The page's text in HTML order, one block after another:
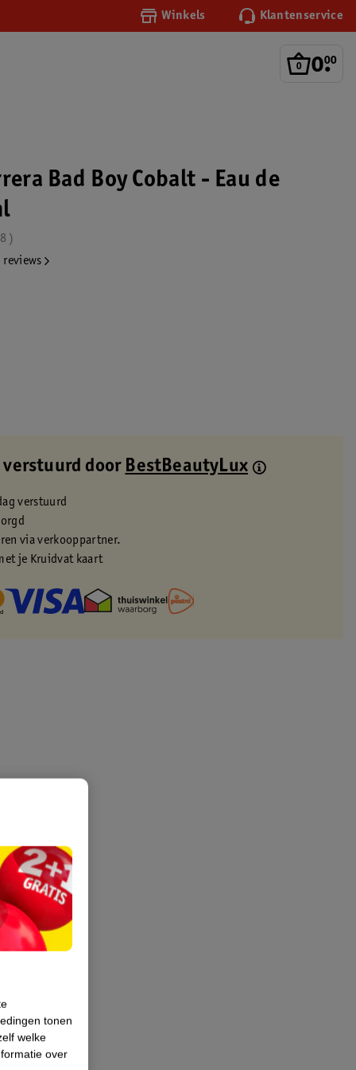
Winkels Klantenservice
0.
00
Bad Boy Cobalt - Eau de
reviews
verstuurd door BestBeautyLux
verstuurd
via verkooppartner.
je Kruidvat kaart
tonen
welke
over